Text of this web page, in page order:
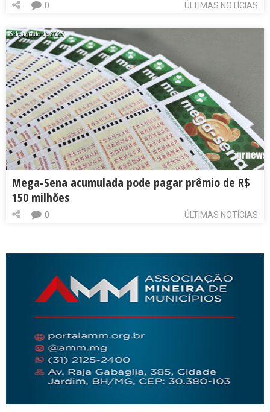
ÚLTIMAS NOTÍCIAS
0
6 de agosto de 2026
Mega-Sena acumulada pode pagar prêmio de R$
150 milhões
ÚLTIMAS NOTÍCIAS
0